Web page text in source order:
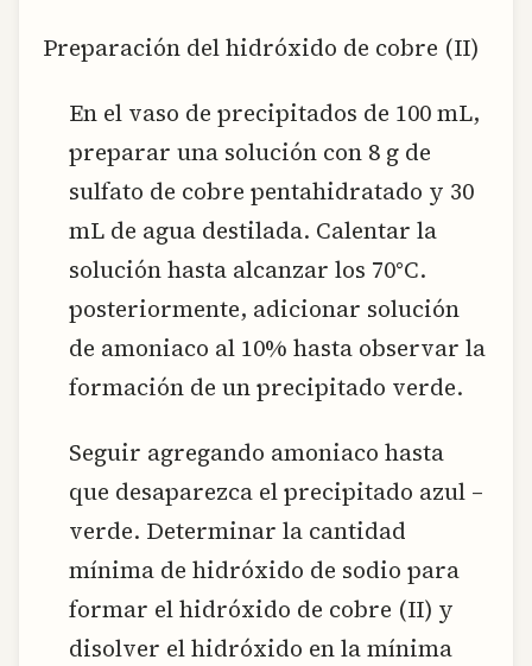
Preparación del hidróxido de cobre (II)
En el vaso de precipitados de 100 mL,
preparar una solución con 8 g de
sulfato de cobre pentahidratado y 30
mL de agua destilada. Calentar la
solución hasta alcanzar los 70°C.
posteriormente, adicionar solución
de amoniaco al 10% hasta observar la
formación de un precipitado verde.
Seguir agregando amoniaco hasta
que desaparezca el precipitado azul –
verde. Determinar la cantidad
mínima de hidróxido de sodio para
formar el hidróxido de cobre (II) y
disolver el hidróxido en la mínima